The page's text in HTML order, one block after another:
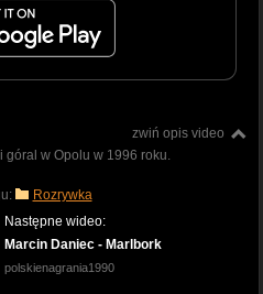
zwiń opis video
w Opolu w 1996 roku.
Rozrywka
Następne wideo:
Marcin Daniec - Marlbork
polskienagrania1990